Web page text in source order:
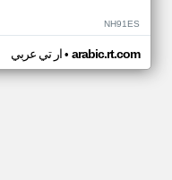
NH91ES
ار تي عربي• arabic.rt.com